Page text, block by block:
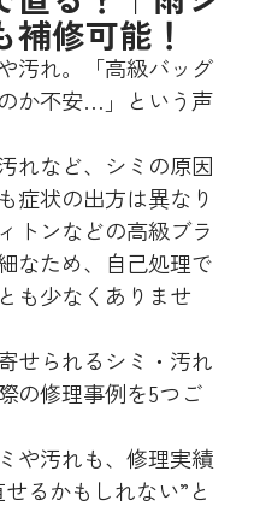
修可能！
汚れ。「高級バッグ
か不安…」という声
れなど、シミの原因
症状の出方は異なり
トンなどの高級ブラ
なため、自己処理で
も少なくありませ
せられるシミ・汚れ
の修理事例を5つご
や汚れも、修理実績
るかもしれない”と